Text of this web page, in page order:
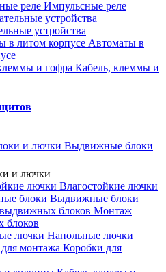
Импульсные реле
устройства
Автоматы в
Кабель, клеммы и
Выдвижные блоки
и лючки
Влагостойкие лючки
Выдвижные блоки
Монтаж
блоков
Напольные лючки
Коробки для